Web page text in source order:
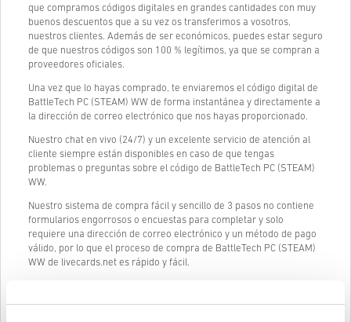
que compramos códigos digitales en grandes cantidades con muy
buenos descuentos que a su vez os transferimos a vosotros,
nuestros clientes. Además de ser económicos, puedes estar seguro
de que nuestros códigos son 100 % legítimos, ya que se compran a
proveedores oficiales.
Una vez que lo hayas comprado, te enviaremos el código digital de
BattleTech PC (STEAM) WW de forma instantánea y directamente a
la dirección de correo electrónico que nos hayas proporcionado.
Nuestro chat en vivo (24/7) y un excelente servicio de atención al
cliente siempre están disponibles en caso de que tengas
problemas o preguntas sobre el código de BattleTech PC (STEAM)
WW.
Nuestro sistema de compra fácil y sencillo de 3 pasos no contiene
formularios engorrosos o encuestas para completar y solo
requiere una dirección de correo electrónico y un método de pago
válido, por lo que el proceso de compra de BattleTech PC (STEAM)
WW de livecards.net es rápido y fácil.